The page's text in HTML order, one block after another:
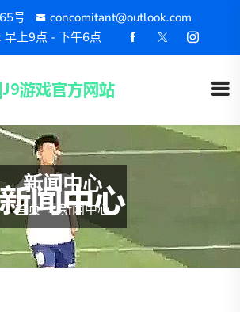
号
concomitant@outlook.com
早上9点 - 下午6点
新闻中心
首页 新闻中心